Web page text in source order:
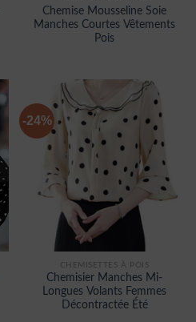
Chemise Mousseline Soie
Manches Courtes Vêtements
Pois
-24%
CHEMISETTES À POIS
Chemisier Manches Mi-
Longues Volants Femmes
Décontractée Été